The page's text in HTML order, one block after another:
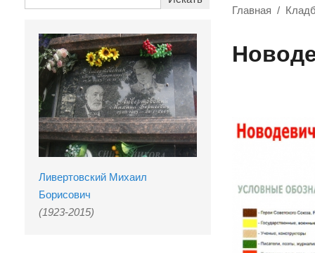
Ливертовский Михаил
Борисович
(1923-2015)
Главная